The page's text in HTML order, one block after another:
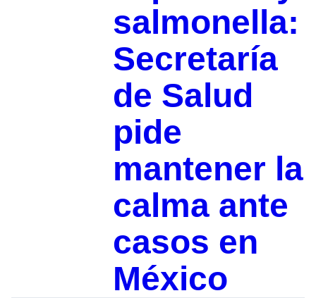
salmonella:
Secretaría
de Salud
pide
mantener la
calma ante
casos en
México